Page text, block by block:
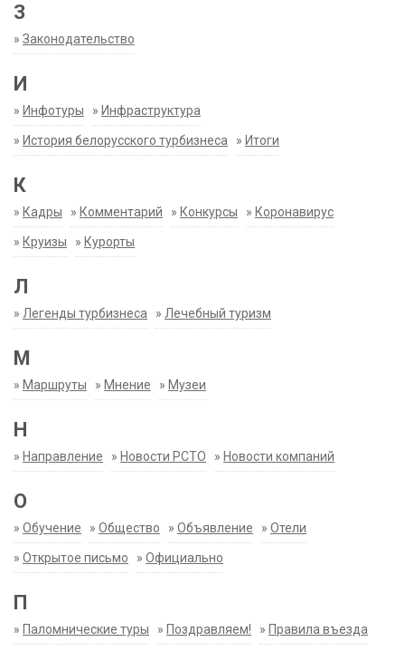
З
» Законодательство
И
» Инфотуры » Инфраструктура
» История белорусского турбизнеса » Итоги
К
» Кадры » Комментарий » Конкурсы » Коронавирус
» Круизы » Курорты
Л
» Легенды турбизнеса » Лечебный туризм
М
» Маршруты » Мнение » Музеи
Н
» Направление » Новости РСТО » Новости компаний
О
» Обучение » Общество » Объявление » Отели
» Открытое письмо » Официально
П
» Паломнические туры » Поздравляем! » Правила въезда